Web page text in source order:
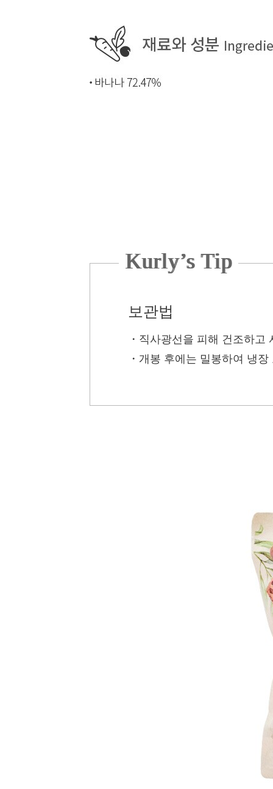
Kurly’s Tip
보관법
・ 직사광선을 피해 건조하고
・ 개봉 후에는 밀봉하여 냉